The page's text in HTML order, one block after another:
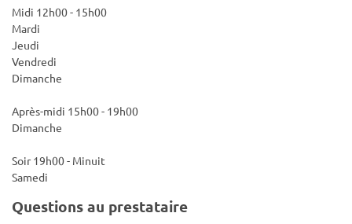
Midi 12h00 - 15h00
Mardi
Jeudi
Vendredi
Dimanche
Après-midi 15h00 - 19h00
Dimanche
Soir 19h00 - Minuit
Samedi
Questions au prestataire